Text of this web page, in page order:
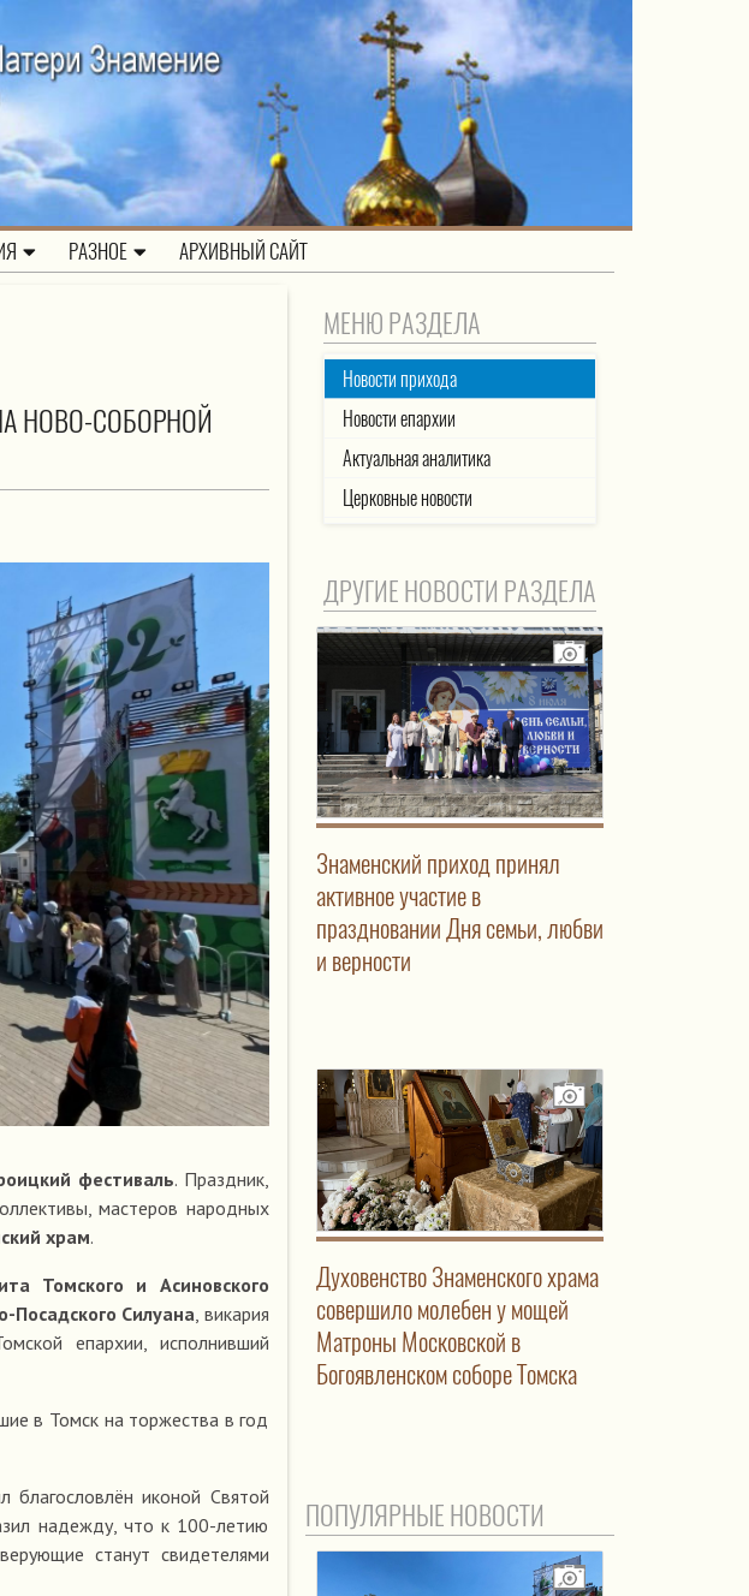
РАЗНОЕ АРХИВНЫЙ САЙТ
НОВО-СОБОРНОЙ
фестиваль. Праздник,
мастеров народных
храм.
Томского и Асиновского
Посадского Силуана , викария
епархии, исполнивший
в Томск на торжества в год
иконой Святой
надежду, что к 100-летию
станут свидетелями
МЕНЮ РАЗДЕЛА
Новости прихода
Новости епархии
Актуальная аналитика
Церковные новости
ДРУГИЕ НОВОСТИ РАЗДЕЛА
Знаменский приход принял
активное участие в
праздновании Дня семьи, любви
и верности
Духовенство Знаменского храма
совершило молебен у мощей
Матроны Московской в
Богоявленском соборе Томска
ПОПУЛЯРНЫЕ НОВОСТИ